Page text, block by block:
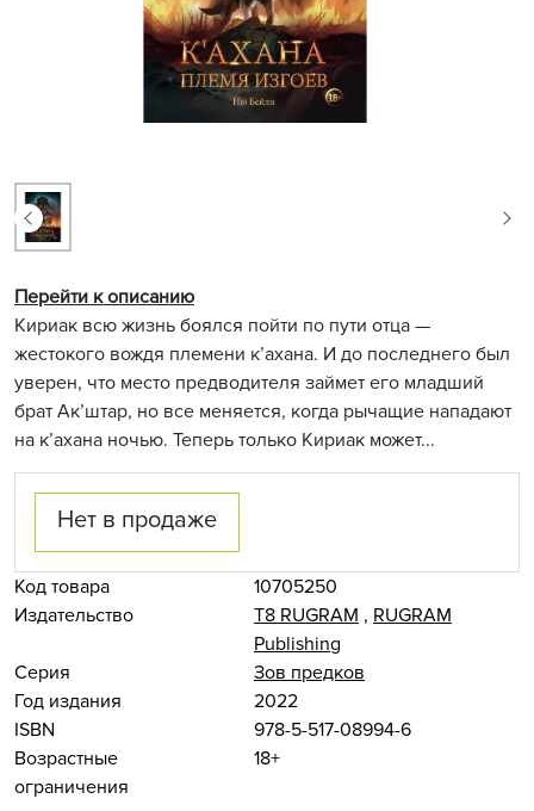
Кириак всю жизнь боялся пойти по пути отца —
жестокого вождя племени к’ахана. И до последнего был
уверен, что место предводителя займет его младший
брат Ак’штар, но все меняется, когда рычащие нападают
на к’ахана ночью. Теперь только Кириак может...
Перейти к описанию
Нет в продаже
Код товара
10705250
Издательство
Т8 RUGRAM , RUGRAM
Publishing
Серия
Зов предков
Год издания
2022
ISBN
978-5-517-08994-6
Возрастные
ограничения
18+